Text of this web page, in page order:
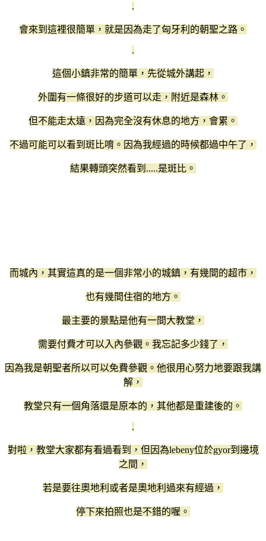
.
會來到這裡很簡單，就是因為走了匈牙利的朝聖之路。
.
這個小鎮非常的簡單，先從城外講起，
外圍有一條很好的步道可以走，附近是森林。
但不能走太遠，因為完全沒有休息的地方，會累。
不過可能可以看到斑比唷。因為我經過的時候都過中午了，
結果轉頭突然看到.....是斑比。
而城內，其實這真的是一個非常小的城鎮，有幾間的超市，
也有幾間住宿的地方。
最主要的景點是他有一間大教堂，
需要付費才可以入內參觀。我忘記多少錢了，
因為我是朝聖者所以可以免費參觀。他很用心努力地要跟我講
解，
教堂只有一個角落還是原本的，其他都是重建後的。
.
對啦，教堂大家都有看過看到，但因為lebeny位於gyor到邊境
之間，
若是要往奧地利或者是奧地利過來有經過，
停下來拍照也是不錯的喔。